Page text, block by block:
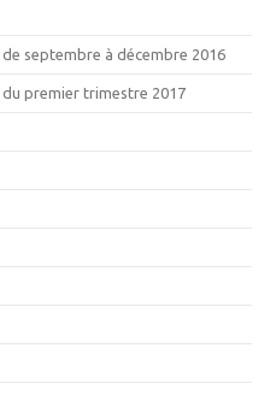
septembre à décembre 2016
premier trimestre 2017